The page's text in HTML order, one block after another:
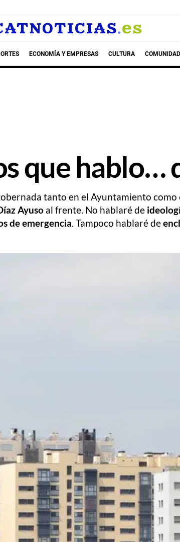
ECONOMÍA Y EMPRESAS CULTURA
que hablo…
tanto en el Ayuntamiento
Ayuso al frente. No hablaré de
de emergencia. Tampoco hablaré de